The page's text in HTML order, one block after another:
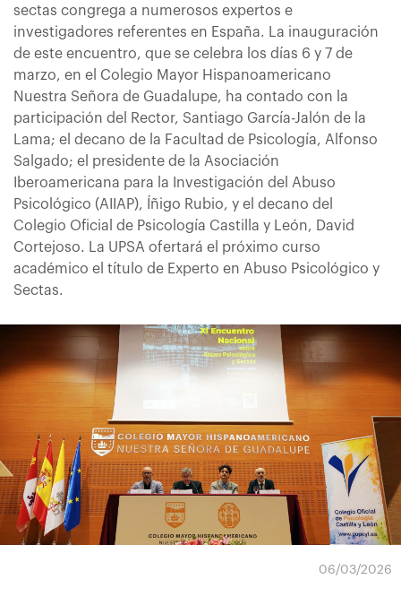
sectas congrega a numerosos expertos e
investigadores referentes en España. La inauguración
de este encuentro, que se celebra los días 6 y 7 de
marzo, en el Colegio Mayor Hispanoamericano
Nuestra Señora de Guadalupe, ha contado con la
participación del Rector, Santiago García-Jalón de la
Lama; el decano de la Facultad de Psicología, Alfonso
Salgado; el presidente de la Asociación
Iberoamericana para la Investigación del Abuso
Psicológico (AIIAP), Íñigo Rubio, y el decano del
Colegio Oficial de Psicología Castilla y León, David
Cortejoso. La UPSA ofertará el próximo curso
académico el título de Experto en Abuso Psicológico y
Sectas.
06/03/2026